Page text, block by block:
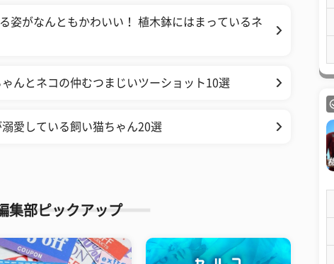
姿がなんともかわいい！ 植木鉢にはまっているネ
んとネコの仲むつまじいツーショット10選
愛している飼い猫ちゃん20選
集部ピックアップ